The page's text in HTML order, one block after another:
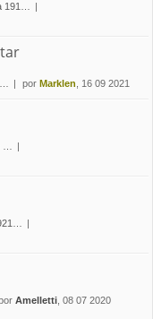
191…
por Marklen , 16 09 2021
…
Amelletti , 08 07 2020